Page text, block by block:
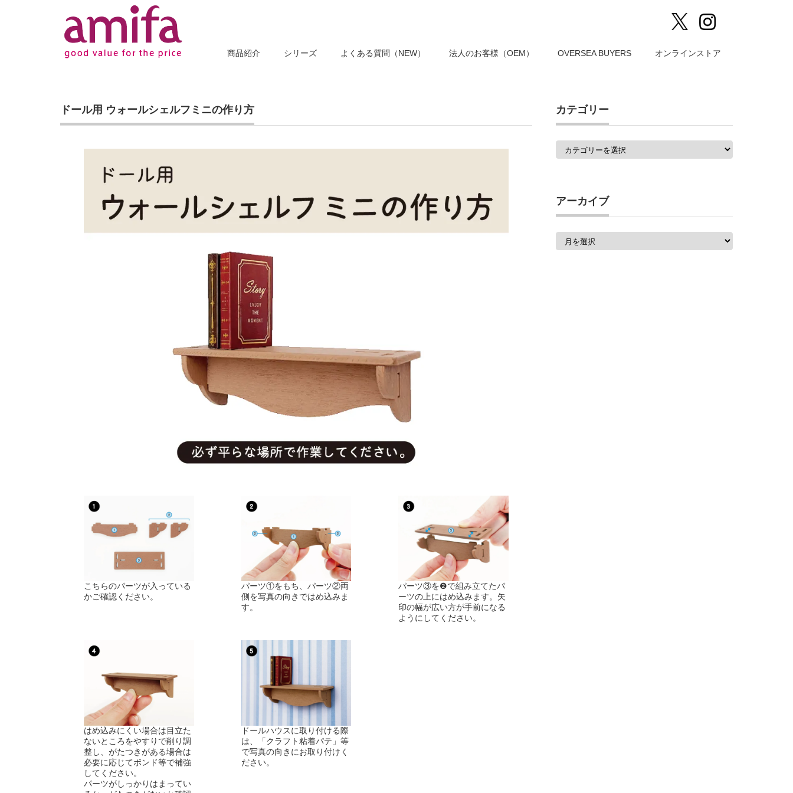
商品紹介 シリーズ よくある質問（NEW） 法人のお客様（OEM） OVERSEA BUYERS オンラインストア
ドール用 ウォールシェルフミニの作り方
こちらのパーツが入っている
かご確認ください。
パーツ①をもち、パーツ②両
側を写真の向きではめ込みま
す。
パーツ③を❷で組み立てたパ
ーツの上にはめ込みます。矢
印の幅が広い方が手前になる
ようにしてください。
はめ込みにくい場合は目立た
ないところをやすりで削り調
整し、がたつきがある場合は
必要に応じてボンド等で補強
してください。
パーツがしっかりはまってい
ドールハウスに取り付ける際
は、「クラフト粘着パテ」等
で写真の向きにお取り付けく
ださい。
カテゴリー
カ
アーカイブ
ア